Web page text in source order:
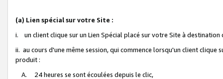
(a) Lien spécial sur votre Site :
i. un client clique sur un Lien Spécial placé sur votre Site à destination
ii. au cours d'une même session, qui commence lorsqu'un client
produit :
A. 24 heures se sont écoulées depuis le clic,